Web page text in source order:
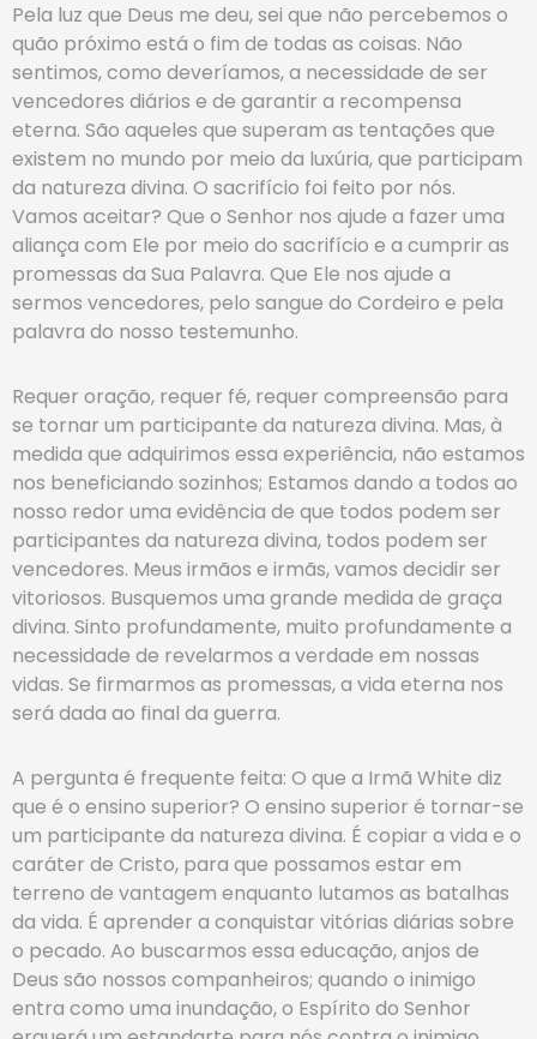
Pela luz que Deus me deu, sei que não percebemos o
quão próximo está o fim de todas as coisas. Não
sentimos, como deveríamos, a necessidade de ser
vencedores diários e de garantir a recompensa
eterna. São aqueles que superam as tentações que
existem no mundo por meio da luxúria, que participam
da natureza divina. O sacrifício foi feito por nós.
Vamos aceitar? Que o Senhor nos ajude a fazer uma
aliança com Ele por meio do sacrifício e a cumprir as
promessas da Sua Palavra. Que Ele nos ajude a
sermos vencedores, pelo sangue do Cordeiro e pela
palavra do nosso testemunho.
Requer oração, requer fé, requer compreensão para
se tornar um participante da natureza divina. Mas, à
medida que adquirimos essa experiência, não estamos
nos beneficiando sozinhos; Estamos dando a todos ao
nosso redor uma evidência de que todos podem ser
participantes da natureza divina, todos podem ser
vencedores. Meus irmãos e irmãs, vamos decidir ser
vitoriosos. Busquemos uma grande medida de graça
divina. Sinto profundamente, muito profundamente a
necessidade de revelarmos a verdade em nossas
vidas. Se firmarmos as promessas, a vida eterna nos
será dada ao final da guerra.
A pergunta é frequente feita: O que a Irmã White diz
que é o ensino superior? O ensino superior é tornar-se
um participante da natureza divina. É copiar a vida e o
caráter de Cristo, para que possamos estar em
terreno de vantagem enquanto lutamos as batalhas
da vida. É aprender a conquistar vitórias diárias sobre
o pecado. Ao buscarmos essa educação, anjos de
Deus são nossos companheiros; quando o inimigo
entra como uma inundação, o Espírito do Senhor